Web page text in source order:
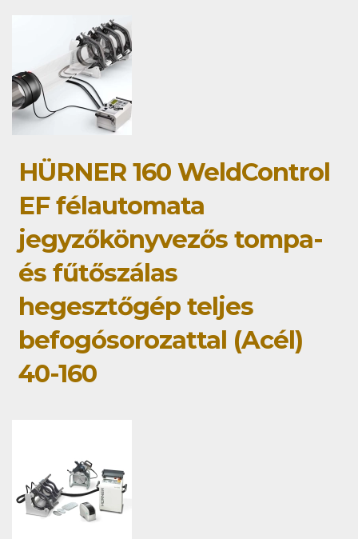
HÜRNER 160 WeldControl
EF félautomata
jegyzőkönyvezős tompa-
és fűtőszálas
hegesztőgép teljes
befogósorozattal (Acél)
40-160